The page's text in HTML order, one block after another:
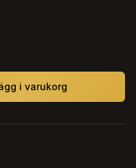
i varukorg